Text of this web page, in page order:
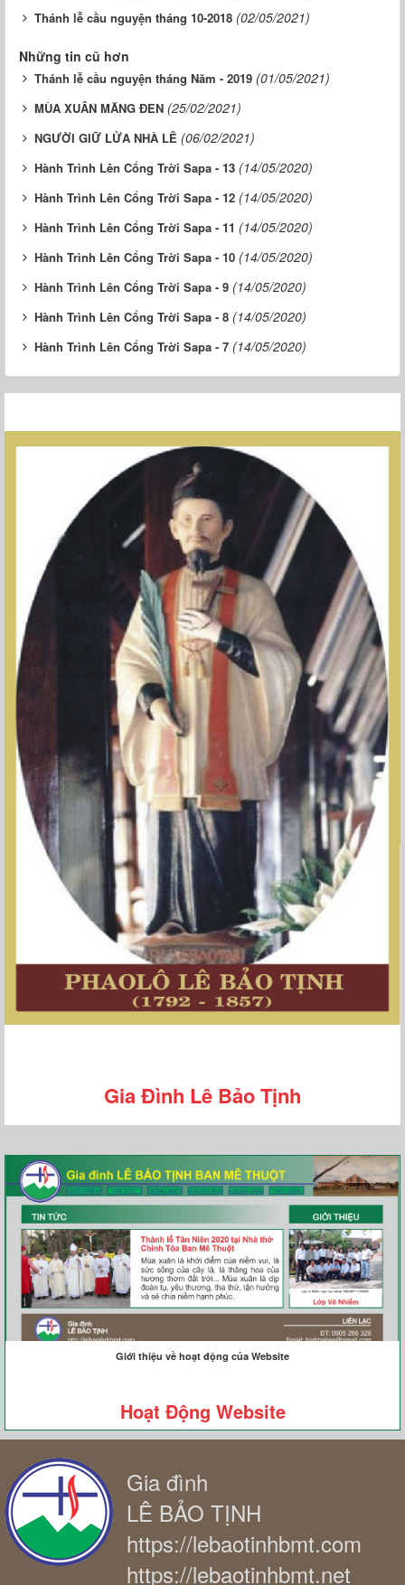
Thánh lễ cầu nguyện tháng 10-2018 (02/05/2021)
Những tin cũ hơn
Thánh lễ cầu nguyện tháng Năm - 2019 (01/05/2021)
MÙA XUÂN MĂNG ĐEN (25/02/2021)
NGƯỜI GIỮ LỬA NHÀ LÊ (06/02/2021)
Hành Trình Lên Cổng Trời Sapa - 13 (14/05/2020)
Hành Trình Lên Cổng Trời Sapa - 12 (14/05/2020)
Hành Trình Lên Cổng Trời Sapa - 11 (14/05/2020)
Hành Trình Lên Cổng Trời Sapa - 10 (14/05/2020)
Hành Trình Lên Cổng Trời Sapa - 9 (14/05/2020)
Hành Trình Lên Cổng Trời Sapa - 8 (14/05/2020)
Hành Trình Lên Cổng Trời Sapa - 7 (14/05/2020)
Gia Đình Lê Bảo Tịnh
Giới thiệu về hoạt động của Website
Hoạt Động Website
Gia đình
LÊ BẢO TỊNH
https://lebaotinhbmt.com
https://lebaotinhbmt.net